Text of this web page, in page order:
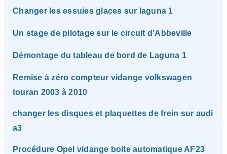
Changer les essuies glaces sur laguna 1
Un stage de pilotage sur le circuit d’Abbeville
Démontage du tableau de bord de Laguna 1
Remise à zéro compteur vidange volkswagen
touran 2003 à 2010
changer les disques et plaquettes de frein sur audi
a3
Procédure Opel vidange boite automatique AF23